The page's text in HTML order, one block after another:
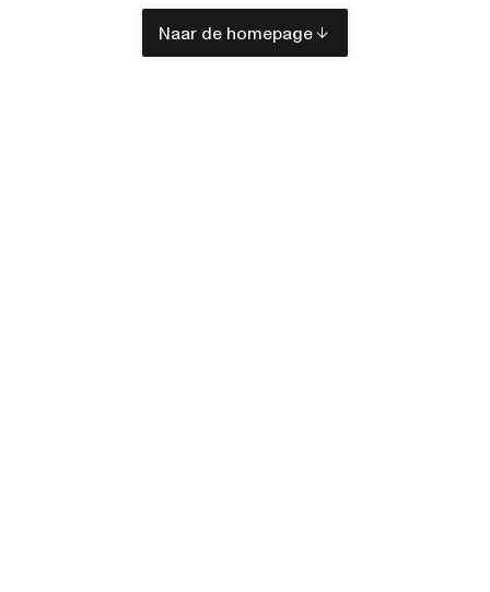
Naar de homepage